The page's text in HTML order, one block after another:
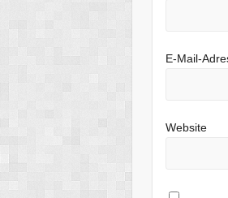
E-Mail-
Website